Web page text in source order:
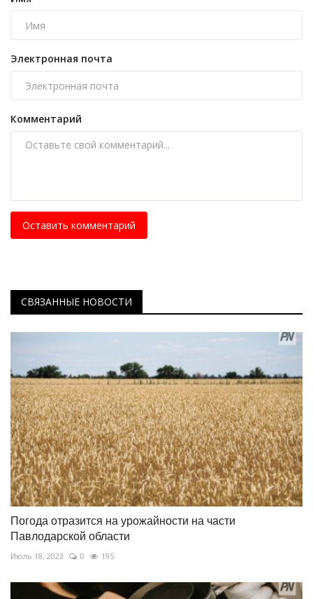
Электронная почта
Комментарий
Оставить комментарий
СВЯЗАННЫЕ НОВОСТИ
Погода отразится на урожайности на части
Павлодарской области
Июль 18, 2023 0 195